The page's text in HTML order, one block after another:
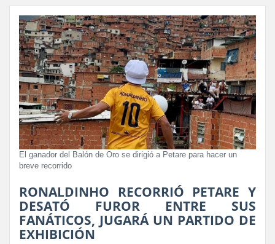
El ganador del Balón de Oro se dirigió a Petare para hacer un
breve recorrido
RONALDINHO RECORRIÓ PETARE Y
DESATÓ FUROR ENTRE SUS
FANÁTICOS, JUGARÁ UN PARTIDO DE
EXHIBICIÓN